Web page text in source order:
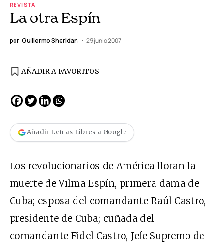
REVISTA
La otra Espín
por Guillermo Sheridan 29 junio 2007
AÑADIR A FAVORITOS
Añadir Letras Libres a Google
Los revolucionarios de América lloran la
muerte de Vilma Espín, primera dama de
Cuba; esposa del comandante Raúl Castro,
presidente de Cuba; cuñada del
comandante Fidel Castro, Jefe Supremo de